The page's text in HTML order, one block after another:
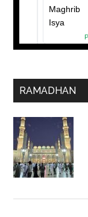
RAMADHAN